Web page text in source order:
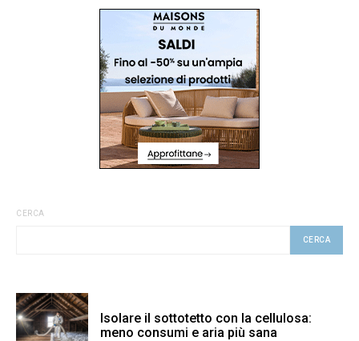
CERCA
CERCA
Isolare il sottotetto con la cellulosa:
meno consumi e aria più sana